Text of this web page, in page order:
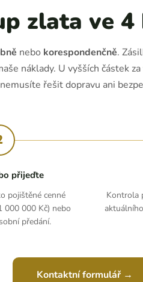
zlata ve 4
nebo korespondenčně.
náklady. U vyšších částek
nemusíte řešit dopravu ani
přijeďte
pojištěné cenné
000 000 Kč) nebo
předání.
Kontrola
Kontaktní formulář →